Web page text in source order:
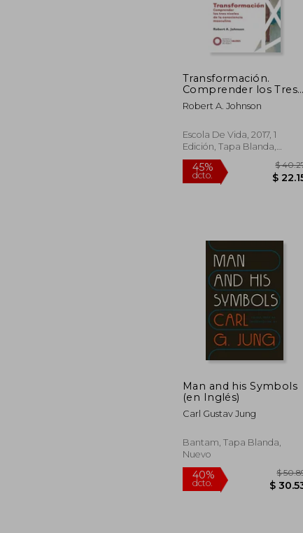
dcto.
Transformación.
Comprender los Tres
Niveles de la
Consciencia Masculina
Robert A. Johnson
Escola De Vida, 2017, 1
Edición, Tapa Blanda,
Nuevo
45%
dcto.
Man and his Symbols
(en Inglés)
Carl Gustav Jung
Bantam, Tapa Blanda,
Nuevo